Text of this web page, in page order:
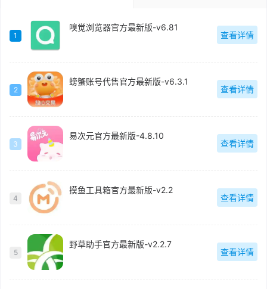
1
嗅觉浏览器官方最新版-v6.81
查看详情
2
螃蟹账号代售官方最新版-v6.3.1
查看详情
3
易次元官方最新版-4.8.10
查看详情
4
摸鱼工具箱官方最新版-v2.2
查看详情
5
野草助手官方最新版-v2.2.7
查看详情